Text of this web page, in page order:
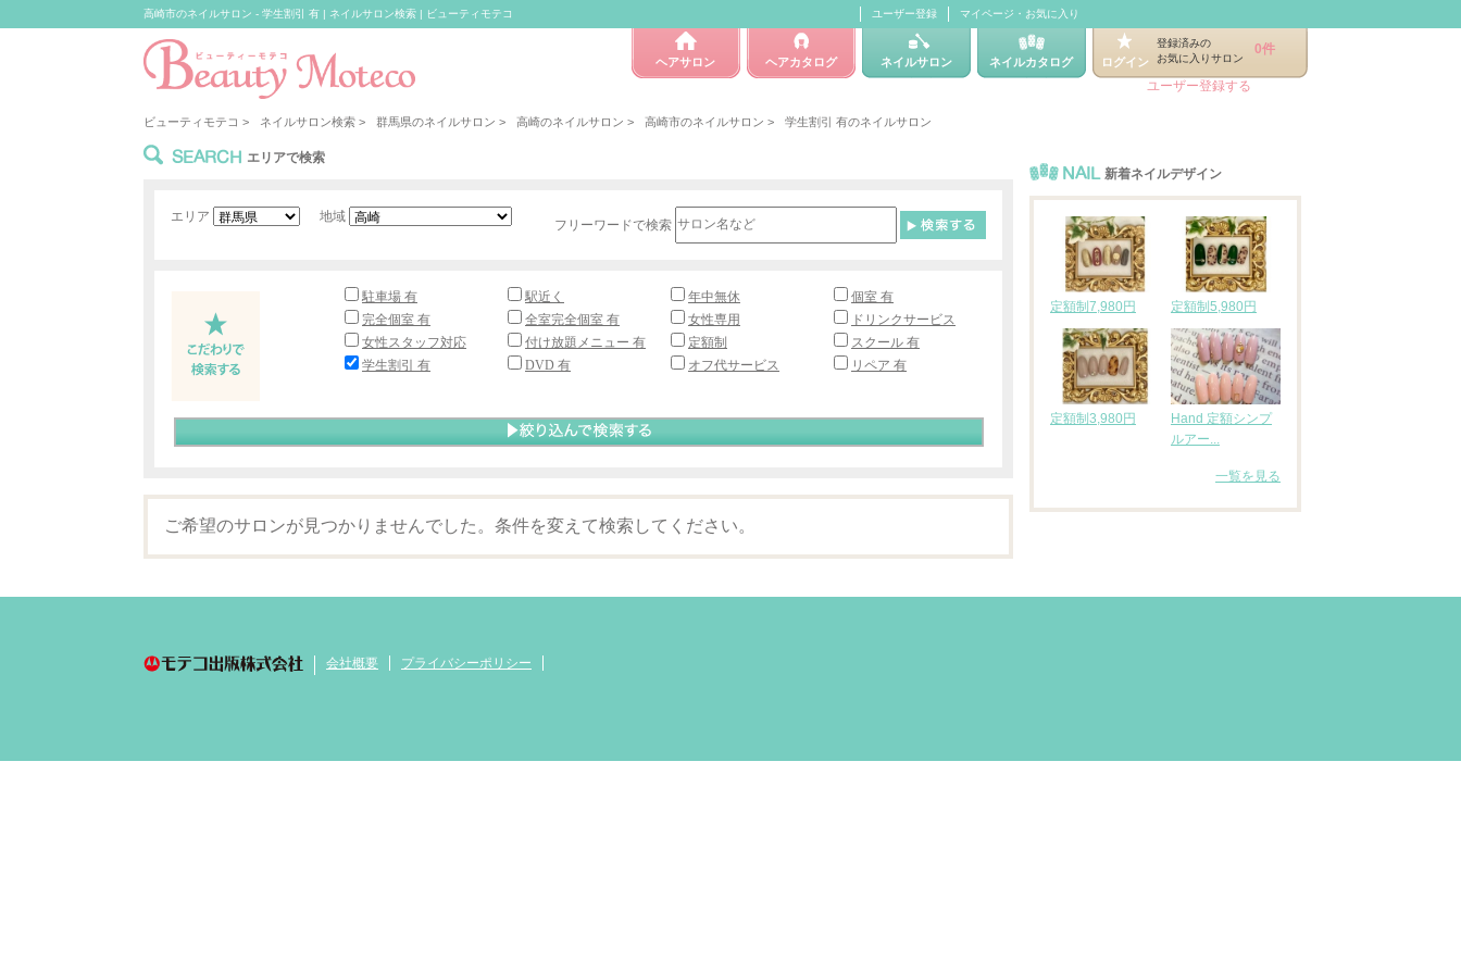
高崎市のネイルサロン - 学生割引 有 | ネイルサロン検索 | ビューティモテコ ユーザー登録 マイページ・お気に入り
ヘアサロン ヘアカタログ ネイルサロン ネイルカタログ ログイン
登録済みの
お気に入りサロン
0件
ユーザー登録する
ビューティモテコ > ネイルサロン検索 > 群馬県のネイルサロン > 高崎のネイルサロン > 高崎市のネイルサロン > 学生割引 有のネイルサロン
SEARCH エリアで検索
エリア 地域
フリーワードで検索
駐車場 有 駅近く 年中無休
個室 有
完全個室 有
全室完全個室 有 女性専用
ドリンクサービス
女性スタッフ対応
付け放題メニュー 有 定額制
スクール 有
学生割引 有
DVD 有 オフ代サービス リペア 有
ご希望のサロンが見つかりませんでした。条件を変えて検索してください。
NAIL 新着ネイルデザイン
定額制7,980円 定額制5,980円
定額制3,980円
Hand 定額シンプ
ルアー...
一覧を見る
会社概要 プライバシーポリシー